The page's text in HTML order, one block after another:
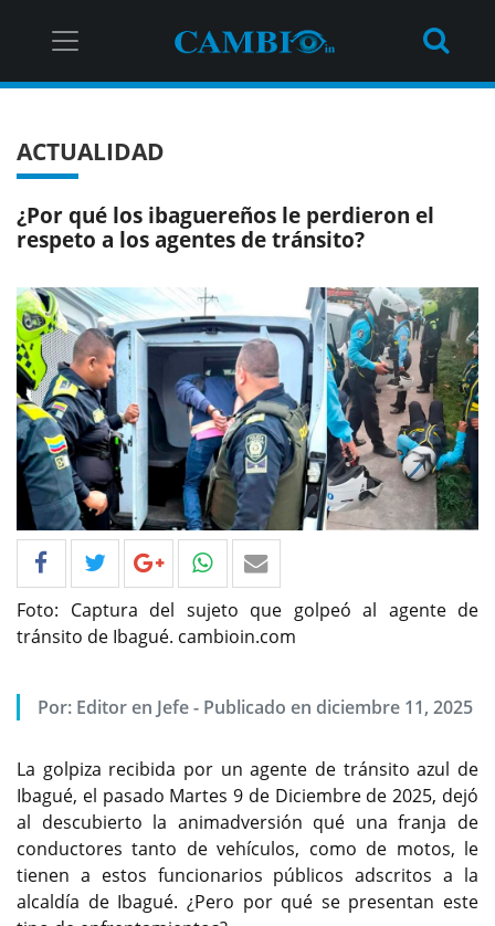
ACTUALIDAD
¿Por qué los ibaguereños le perdieron el
respeto a los agentes de tránsito?
Foto: Captura del sujeto que golpeó al agente de
tránsito de Ibagué. cambioin.com
Por: Editor en Jefe - Publicado en diciembre 11, 2025
La golpiza recibida por un agente de tránsito azul de
Ibagué, el pasado Martes 9 de Diciembre de 2025, dejó
al descubierto la animadversión qué una franja de
conductores tanto de vehículos, como de motos, le
tienen a estos funcionarios públicos adscritos a la
alcaldía de Ibagué. ¿Pero por qué se presentan este